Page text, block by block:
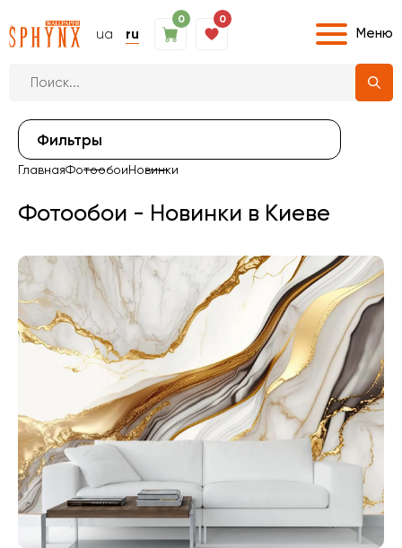
ua ru
0 0
Меню
Фильтры
ГлавнаяФотообоиНовинки
Фотообои - Новинки в Киеве